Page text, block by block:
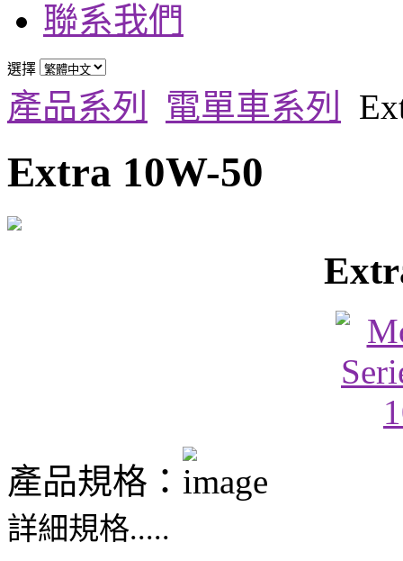
聯系我們
選擇
產品系列 電單車系列
Extra 10W-50
產品規格：
詳細規格.....